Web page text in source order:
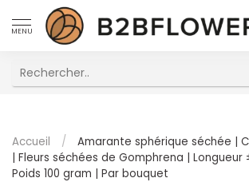
MENU
Accueil /
Amarante sphérique séchée |
| Fleurs séchées de Gomphrena |
Poids 100 gram | Par bouquet